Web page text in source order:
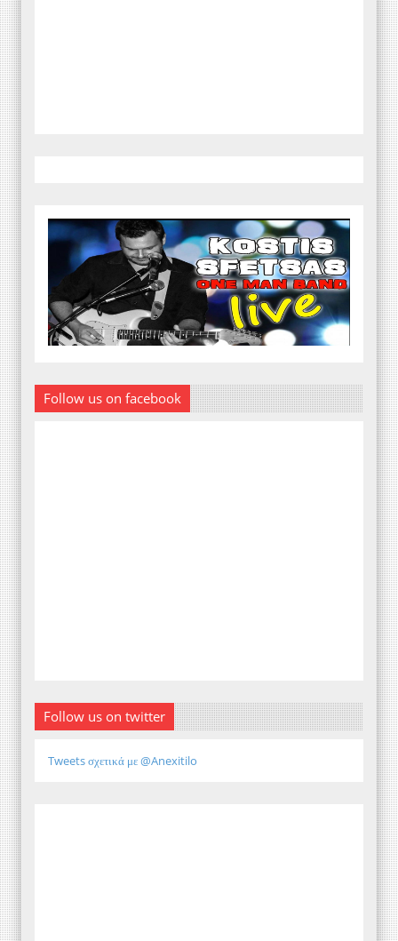
Follow us on facebook
Follow us on twitter
Tweets σχετικά με @Anexitilo